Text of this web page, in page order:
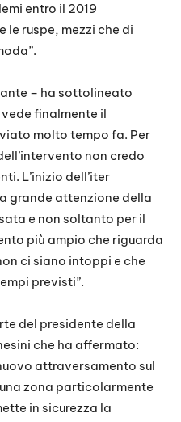
entro il 2019
le ruspe, mezzi che di
– ha sottolineato
vede finalmente il
molto tempo fa. Per
non credo
L’inizio dell’iter
grande attenzione della
e non soltanto per il
più ampio che riguarda
ci siano intoppi e che
previsti”.
del presidente della
che ha affermato:
attraversamento sul
zona particolarmente
in sicurezza la